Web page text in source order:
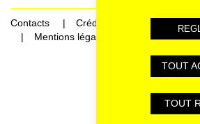
Contacts
Crédits
Mentions légales et données
TOUT
TOUT